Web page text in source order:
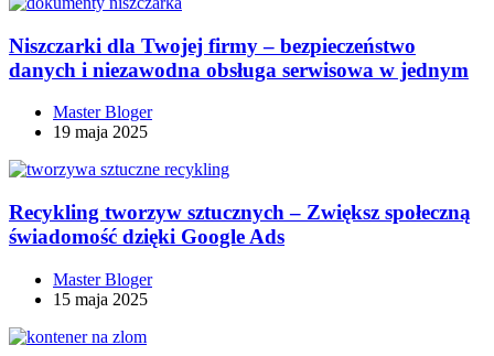
Niszczarki dla Twojej firmy – bezpieczeństwo
danych i niezawodna obsługa serwisowa w jednym
Master Bloger
19 maja 2025
Recykling tworzyw sztucznych – Zwiększ społeczną
świadomość dzięki Google Ads
Master Bloger
15 maja 2025